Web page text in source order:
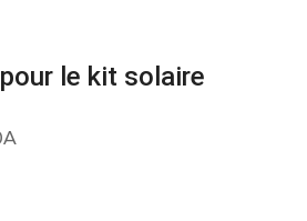
le kit solaire